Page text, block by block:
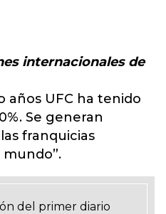
internacionales de
años UFC ha tenido
Se generan
franquicias
del primer diario